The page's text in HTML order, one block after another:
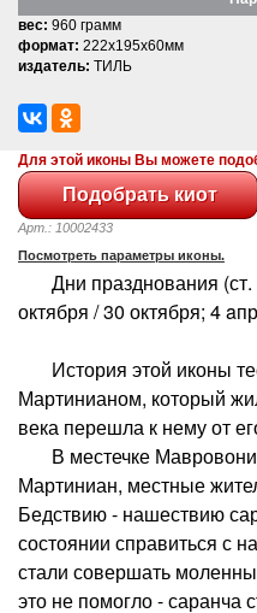
вес: 960 грамм
формат: 222x195x60мм
издатель: ТИЛЬ
Для этой иконы Вы можете
Арт.: 10002433
Посмотреть параметры иконы.
Дни празднования (ст.
октября / 30 октября; 4
История этой иконы
Мартинианом, который
века перешла к нему от
В местечке Мавровони,
Мартиниан, местные
Бедствию - нашествию
состоянии справиться с
стали совершать
это не помогло - саранча